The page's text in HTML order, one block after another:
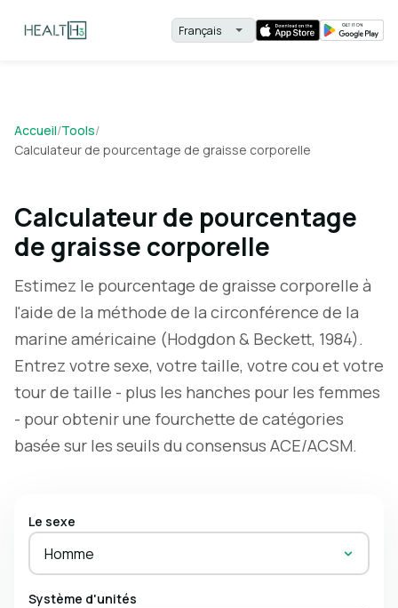
Accueil/Tools/
Calculateur de pourcentage de graisse corporelle
Calculateur de pourcentage
de graisse corporelle
Estimez le pourcentage de graisse corporelle à
l'aide de la méthode de la circonférence de la
marine américaine (Hodgdon & Beckett, 1984).
Entrez votre sexe, votre taille, votre cou et votre
tour de taille - plus les hanches pour les femmes
- pour obtenir une fourchette de catégories
basée sur les seuils du consensus ACE/ACSM.
Le sexe
Homme
Système d'unités